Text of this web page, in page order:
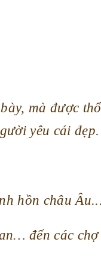
mà được
yêu cái đẹp.
hồn châu Âu...
đến các chợ